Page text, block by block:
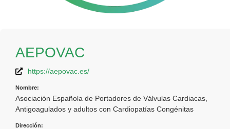
AEPOVAC
https://aepovac.es/
Nombre:
Asociación Española de Portadores de Válvulas Cardiacas,
Antigoagulados y adultos con Cardiopatías Congénitas
Dirección: